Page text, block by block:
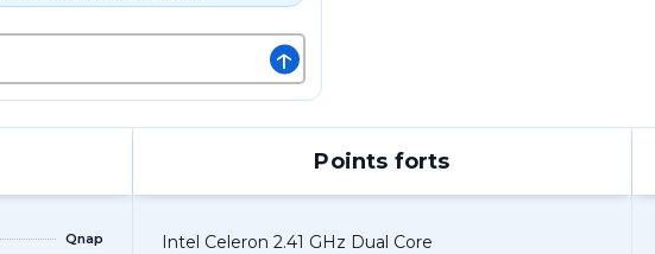
↑
Qnap
Points forts
Intel Celeron 2.41 GHz Dual Core